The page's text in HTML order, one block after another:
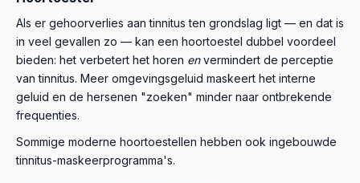
Als er gehoorverlies aan tinnitus ten grondslag ligt — en dat is
in veel gevallen zo — kan een hoortoestel dubbel voordeel
bieden: het verbetert het horen envermindert de perceptie
van tinnitus. Meer omgevingsgeluid maskeert het interne
geluid en de hersenen "zoeken" minder naar ontbrekende
frequenties.
Sommige moderne hoortoestellen hebben ook ingebouwde
tinnitus-maskeerprogramma's.